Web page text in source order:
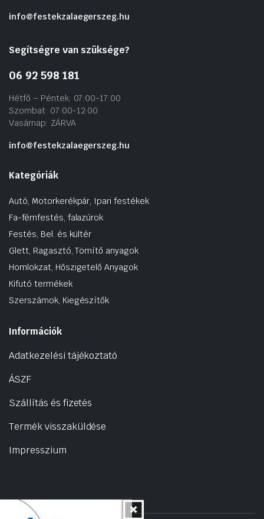
info@festekzalaegerszeg.hu
Segítségre van szüksége?
06 92 598 181
Hétfő – Péntek: 07:00-17:00
Szombat: 07:00-12:00
Vasárnap: ZÁRVA
info@festekzalaegerszeg.hu
Kategóriák
Autó, Motorkerékpár, Ipari festékek
Fa-fémfestés, falazúrok
Festés, Bel. és kültér
Glett, Ragasztó, Tömítő anyagok
Homlokzat, Hőszigetelő Anyagok
Kifutó termékek
Szerszámok, Kiegészítők
Információk
Adatkezelési tájékoztató
ÁSZF
Szállítás és fizetés
Termék visszaküldése
Impresszium